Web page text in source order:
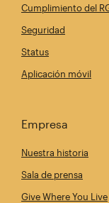
Cumplimiento del
Seguridad
Status
Aplicación móvil
Empresa
Nuestra historia
Sala de prensa
Give Where You Live